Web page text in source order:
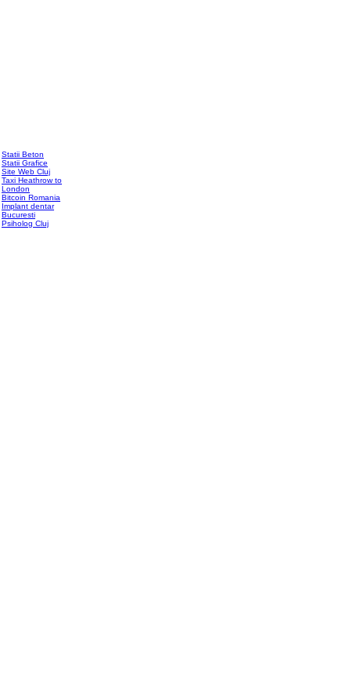
Statii Beton
Statii Grafice
Site Web Cluj
Taxi Heathrow to
London
Bitcoin Romania
Implant dentar
Bucuresti
Psiholog Cluj